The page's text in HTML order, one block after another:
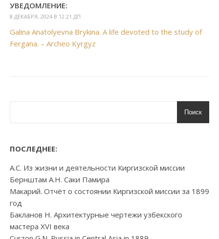
УВЕДОМЛЕНИЕ:
8 ДЕКАБРЯ, 2024 В 12:21 ДП
Galina Anatolyevna Brykina. A life devoted to the study of
Fergana. – Archeo Kyrgyz
Поиск
ПОСЛЕДНЕЕ:
А.С. Из жизни и деятельности Киргизской миссии
Бернштам А.Н. Саки Памира
Макарий. Отчёт о состоянии Киргизской миссии за 1899
год
Бакланов Н. Архитектурные чертежи узбекского
мастера XVI века